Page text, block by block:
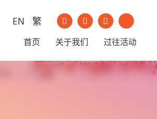
EN 繁 我们的Facebook
我们的Instagram
我们的我们的
首页
关于我们 过往活动